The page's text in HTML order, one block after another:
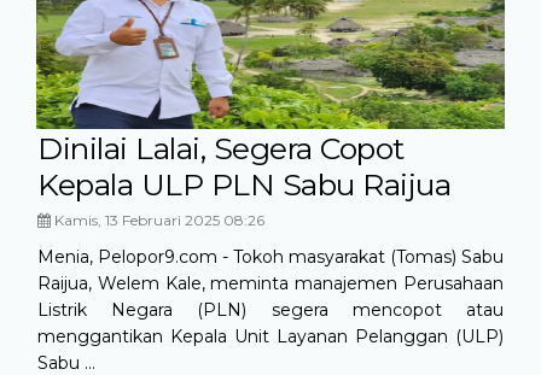
Dinilai Lalai, Segera Copot
Kepala ULP PLN Sabu Raijua
Kamis, 13 Februari 2025 08:26
Menia, Pelopor9.com - Tokoh masyarakat (Tomas) Sabu
Raijua, Welem Kale, meminta manajemen Perusahaan
Listrik Negara (PLN) segera mencopot atau
menggantikan Kepala Unit Layanan Pelanggan (ULP)
Sabu ...